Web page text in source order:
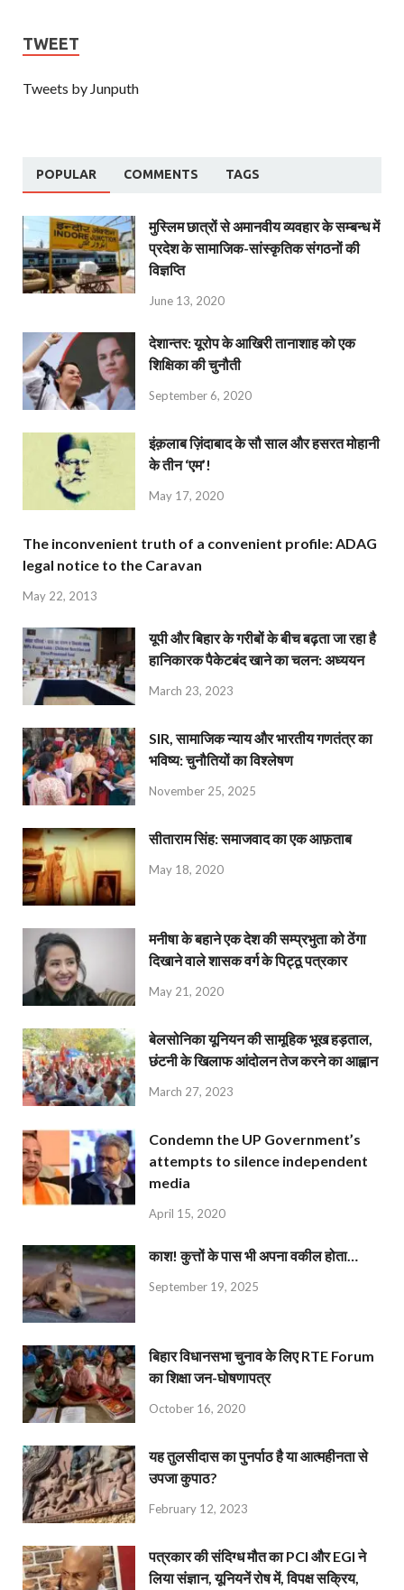
TWEET
Tweets by Junputh
POPULAR COMMENTS TAGS
मुस्लिम छात्रों से अमानवीय व्यवहार के सम्बन्ध में
प्रदेश के सामाजिक-सांस्कृतिक संगठनों की
विज्ञप्ति
June 13, 2020
देशान्‍तर: यूरोप के आखिरी तानाशाह को एक
शिक्षिका की चुनौती
September 6, 2020
इंक़लाब ज़िंदाबाद के सौ साल और हसरत मोहानी
के तीन ‘एम’!
May 17, 2020
The inconvenient truth of a convenient profile: ADAG
legal notice to the Caravan
May 22, 2013
यूपी और बिहार के गरीबों के बीच बढ़ता जा रहा है
हानिकारक पैकेटबंद खाने का चलन: अध्ययन
March 23, 2023
SIR, सामाजिक न्याय और भारतीय गणतंत्र का
भविष्य: चुनौतियों का विश्लेषण
November 25, 2025
सीताराम सिंह: समाजवाद का एक आफ़ताब
May 18, 2020
मनीषा के बहाने एक देश की सम्प्रभुता को ठेंगा
दिखाने वाले शासक वर्ग के पिट्ठू पत्रकार
May 21, 2020
बेलसोनिका यूनियन की सामूहिक भूख हड़ताल,
छंटनी के खिलाफ आंदोलन तेज करने का आह्वान
March 27, 2023
Condemn the UP Government’s
attempts to silence independent
media
April 15, 2020
काश! कुत्तों के पास भी अपना वकील होता…
September 19, 2025
बिहार विधानसभा चुनाव के लिए RTE Forum
का शिक्षा जन-घोषणापत्र
October 16, 2020
यह तुलसीदास का पुनर्पाठ है या आत्महीनता से
उपजा कुपाठ?
February 12, 2023
पत्रकार की संदिग्ध मौत का PCI और EGI ने
लिया संज्ञान, यूनियनें रोष में, विपक्ष सक्रिय,